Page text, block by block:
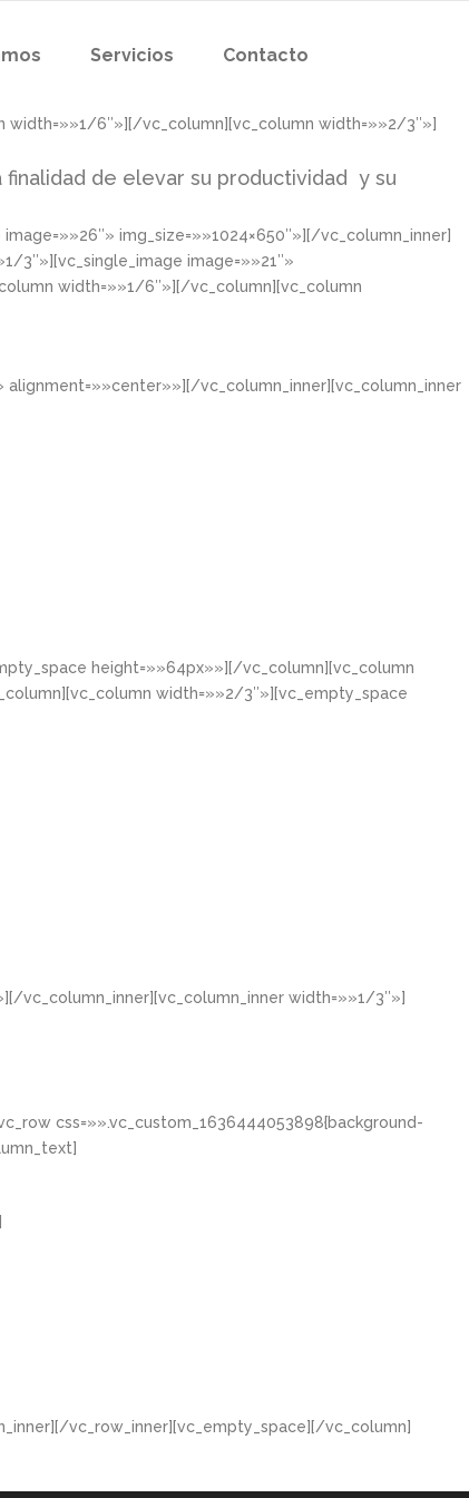
Servicios Contacto
width=»»1/6″»][/vc_column][vc_column width=»»2/3″»]
de elevar su productividad y su
img_size=»»1024×650″»][/vc_column_inner]
3″»][vc_single_image image=»»21″»
width=»»1/6″»][/vc_column][vc_column
alignment=»»center»»][/vc_column_inner][vc_column_inner
height=»»64px»»][/vc_column][vc_column
width=»»2/3″»][vc_empty_space
vc_column_inner][vc_column_inner width=»»1/3″»]
css=»».vc_custom_1636444053898{background-
vc_row_inner][vc_empty_space][/vc_column]